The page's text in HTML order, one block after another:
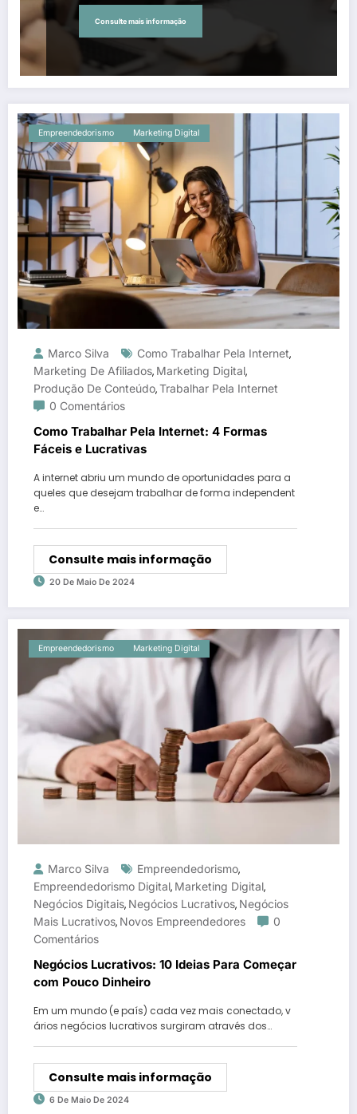
Consulte mais informação
Empreendedorismo Marketing Digital
Marco Silva Como Trabalhar Pela Internet,
Marketing De Afiliados, Marketing Digital,
Produção De Conteúdo,Trabalhar Pela Internet
0 Comentários
Como Trabalhar Pela Internet: 4 Formas
Fáceis e Lucrativas
A internet abriu um mundo de oportunidades para a
queles que desejam trabalhar de forma independent
e…
Consulte mais informação
20 De Maio De 2024
Empreendedorismo Marketing Digital
Marco Silva Empreendedorismo,
Empreendedorismo Digital, Marketing Digital,
Negócios Digitais, Negócios Lucrativos, Negócios
Mais Lucrativos, Novos Empreendedores
0
Comentários
Negócios Lucrativos: 10 Ideias Para Começar
com Pouco Dinheiro
Em um mundo (e país) cada vez mais conectado, v
ários negócios lucrativos surgiram através dos…
Consulte mais informação
6 De Maio De 2024